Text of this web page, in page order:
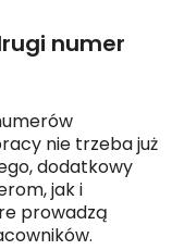
numer
nie trzeba już
dodatkowy
jak i
prowadzą